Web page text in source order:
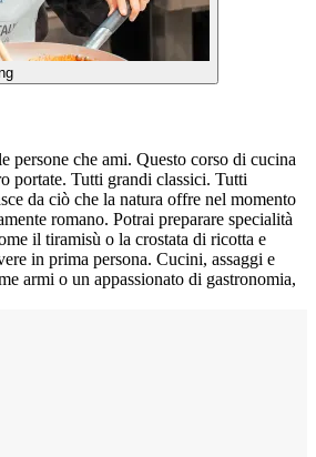
persone che ami. Questo corso di cucina
portate. Tutti grandi classici. Tutti
da ciò che la natura offre nel momento
romano. Potrai preparare specialità
il tiramisù o la crostata di ricotta e
in prima persona. Cucini, assaggi e
armi o un appassionato di gastronomia,